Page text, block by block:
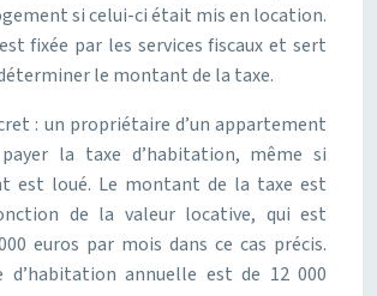
si celui-ci était mis en location.
fixée par les services fiscaux et sert
le montant de la taxe.
: un propriétaire d’un appartement
la taxe d’habitation, même si
est loué. Le montant de la taxe est
de la valeur locative, qui est
euros par mois dans ce cas précis.
d’habitation annuelle est de 12 000